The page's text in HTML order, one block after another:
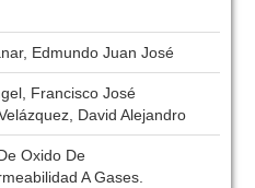
Edmundo Juan José
Francisco José
David Alejandro
Oxido De
A Gases.